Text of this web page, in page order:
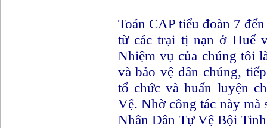
Toán CAP tiểu đoàn 7
từ các trại tị nạn ở Huế
Nhiệm vụ của chúng tôi
và bảo vệ dân chúng,
tổ chức và huấn luyện
Vệ. Nhờ công tác này
Nhân Dân Tự Vệ Bội